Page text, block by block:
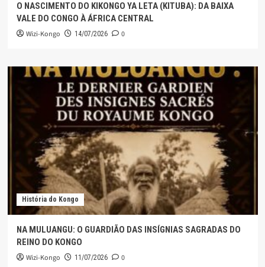
O NASCIMENTO DO KIKONGO YA LETA (KITUBA): DA BAIXA
VALE DO CONGO À ÁFRICA CENTRAL
Wizi-Kongo 14/07/2026 0
História do Kongo
NA MULUANGU: O GUARDIÃO DAS INSÍGNIAS SAGRADAS DO
REINO DO KONGO
Wizi-Kongo 11/07/2026 0